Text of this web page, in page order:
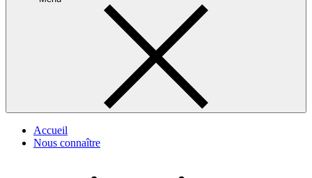
Accueil
Nous connaître